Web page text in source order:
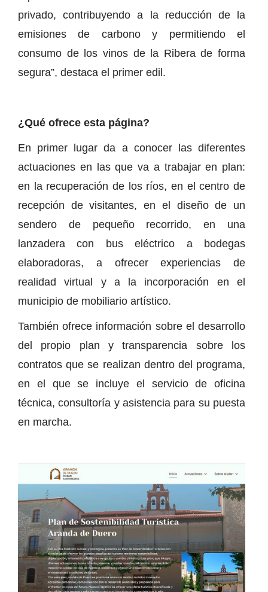
privado, contribuyendo a la reducción de la
emisiones de carbono y permitiendo el
consumo de los vinos de la Ribera de forma
segura”, destaca el primer edil.
¿Qué ofrece esta página?
En primer lugar da a conocer las diferentes
actuaciones en las que va a trabajar en plan:
en la recuperación de los ríos, en el centro de
recepción de visitantes, en el diseño de un
sendero de pequeño recorrido, en una
lanzadera con bus eléctrico a bodegas
elaboradoras, a ofrecer experiencias de
realidad virtual y a la incorporación en el
municipio de mobiliario artístico.
También ofrece información sobre el desarrollo
del propio plan y transparencia sobre los
contratos que se realizan dentro del programa,
en el que se incluye el servicio de oficina
técnica, consultoría y asistencia para su puesta
en marcha.